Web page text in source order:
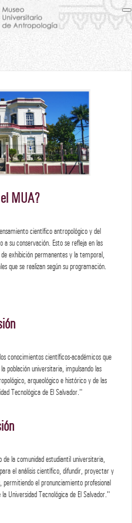
MUA?
científico antropológico y del
su conservación. Esto se refleja en las
exhibición permanentes y la temporal,
que se realizan según su programación.
conocimientos científicos-académicos que
población universitaria, impulsando las
arqueológico e histórico y de las
Tecnológica de El Salvador."
la comunidad estudiantil universitaria,
el análisis científico, difundir, proyectar y
el pronunciamiento profesional
Universidad Tecnológica de El Salvador."